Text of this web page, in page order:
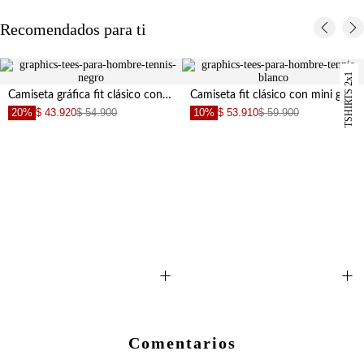
Recomendados para ti
+
Camiseta gráfica fit clásico con mini gráfico al pecho en poliéster negro para hombre
20% $ 43.920$ 54.900 TSHIRTS 2x1
+
Camiseta fit clásico con mini gráfico en algodón blanco para hombre
10% $ 53.910$ 59.900
Comentarios